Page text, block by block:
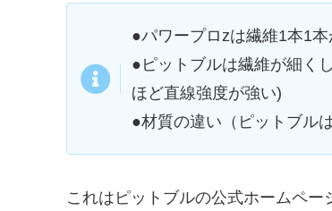
●パワープロzは繊維1本1
●ピットブルは繊維が細く
ほど直線強度が強い)
●材質の違い（ピットブル
これはピットブルの公式ホームペー